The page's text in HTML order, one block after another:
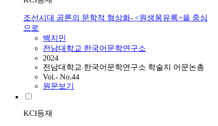
조선시대 공론의 문학적 형상화- <원생몽유록>을 중심
으로
백지민
전남대학교 한국어문학연구소
2024
전남대학교 한국어문학연구소 학술지 어문논총
Vol.- No.44
원문보기
KCI등재